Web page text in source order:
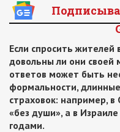
Если спросить жителей
довольны ли они
ответов может быть
формальности,
страховок: например,
«без души», а в
годами.